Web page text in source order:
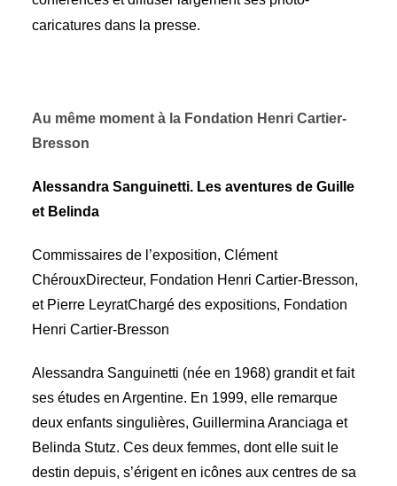
caricatures dans la presse.
Au même moment à la Fondation Henri Cartier-
Bresson
Alessandra Sanguinetti. Les aventures de Guille
et Belinda
Commissaires de l’exposition, Clément
ChérouxDirecteur, Fondation Henri Cartier-Bresson,
et Pierre LeyratChargé des expositions, Fondation
Henri Cartier-Bresson
Alessandra Sanguinetti (née en 1968) grandit et fait
ses études en Argentine. En 1999, elle remarque
deux enfants singulières, Guillermina Aranciaga et
Belinda Stutz. Ces deux femmes, dont elle suit le
destin depuis, s’érigent en icônes aux centres de sa